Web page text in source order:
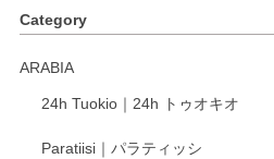
Category
ARABIA
24h Tuokio｜24h トゥオキオ
Paratiisi｜パラティッシ